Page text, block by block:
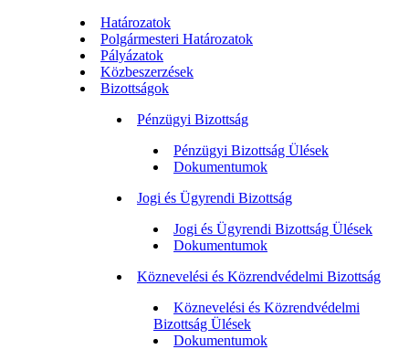
Határozatok
Polgármesteri Határozatok
Pályázatok
Közbeszerzések
Bizottságok
Pénzügyi Bizottság
Pénzügyi Bizottság Ülések
Dokumentumok
Jogi és Ügyrendi Bizottság
Jogi és Ügyrendi Bizottság Ülések
Dokumentumok
Köznevelési és Közrendvédelmi Bizottság
Köznevelési és Közrendvédelmi
Bizottság Ülések
Dokumentumok